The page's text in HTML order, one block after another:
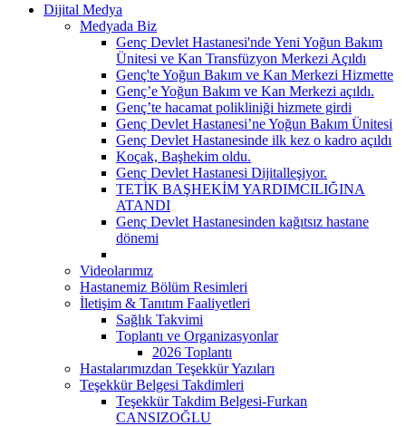
Dijital Medya
Medyada Biz
Genç Devlet Hastanesi'nde Yeni Yoğun Bakım
Ünitesi ve Kan Transfüzyon Merkezi Açıldı
Genç'te Yoğun Bakım ve Kan Merkezi Hizmette
Genç’e Yoğun Bakım ve Kan Merkezi açıldı.
Genç’te hacamat polikliniği hizmete girdi
Genç Devlet Hastanesi’ne Yoğun Bakım Ünitesi
Genç Devlet Hastanesinde ilk kez o kadro açıldı
Koçak, Başhekim oldu.
Genç Devlet Hastanesi Dijitalleşiyor.
TETİK BAŞHEKİM YARDIMCILIĞINA
ATANDI
Genç Devlet Hastanesinden kağıtsız hastane
dönemi
Videolarımız
Hastanemiz Bölüm Resimleri
İletişim & Tanıtım Faaliyetleri
Sağlık Takvimi
Toplantı ve Organizasyonlar
2026 Toplantı
Hastalarımızdan Teşekkür Yazıları
Teşekkür Belgesi Takdimleri
Teşekkür Takdim Belgesi-Furkan
CANSIZOĞLU